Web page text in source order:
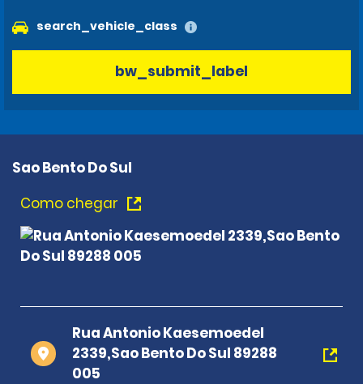
search_vehicle_class
bw_submit_label
Sao Bento Do Sul
Como chegar
Rua Antonio Kaesemoedel
2339,Sao Bento Do Sul 89288
005